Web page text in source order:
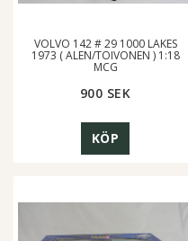
VOLVO 142 # 29 1000 LAKES
1973 ( ALEN/TOIVONEN ) 1:18
MCG
900 SEK
KÖP